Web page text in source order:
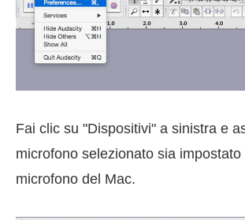
Fai clic su "Dispositivi" a sinistra e
microfono selezionato sia impostato
microfono del Mac.